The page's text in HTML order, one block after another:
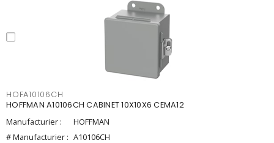
HOFA10106CH
HOFFMAN A10106CH CABINET 10X10X6 CEMA12
Manufacturier :
HOFFMAN
# Manufacturier : A10106CH